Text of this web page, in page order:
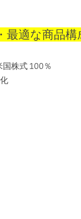
最適な商品構
国株式 100％